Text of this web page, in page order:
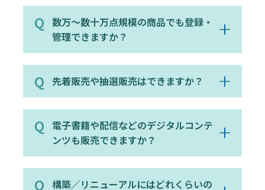
数万〜数十万点規模の商品でも登録・
管理できますか？
先着販売や抽選販売はできますか？
電子書籍や配信などのデジタルコンテ
ンツも販売できますか？
構築／リニューアルにはどれくらいの